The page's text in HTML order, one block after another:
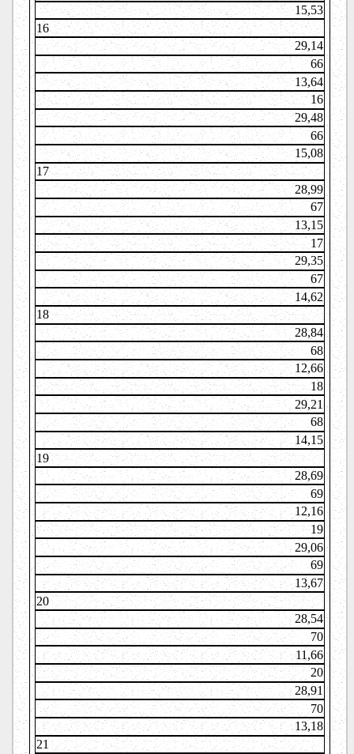
15,53
16
29,14
66
13,64
16
29,48
66
15,08
17
28,99
67
13,15
17
29,35
67
14,62
18
28,84
68
12,66
18
29,21
68
14,15
19
28,69
69
12,16
19
29,06
69
13,67
20
28,54
70
11,66
20
28,91
70
13,18
21